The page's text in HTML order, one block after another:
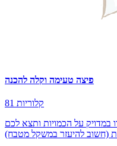
פיצה טעימה וקלה להכנה
81 קלוריות
במדויק על הכמויות ותצא לכם
(חשוב להיעזר במשקל מטבח)